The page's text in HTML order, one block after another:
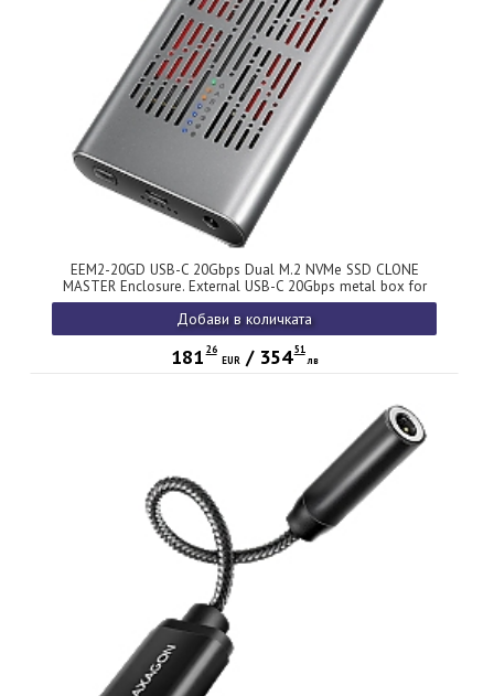
EEM2-20GD USB-C 20Gbps Dual M.2 NVMe SSD CLONE
MASTER Enclosure. External USB-C 20Gbps metal box for
two M.2 NVMe SSD disks with cloning functionality.
Добави в количката
181 26
EUR/ 354 51
лв